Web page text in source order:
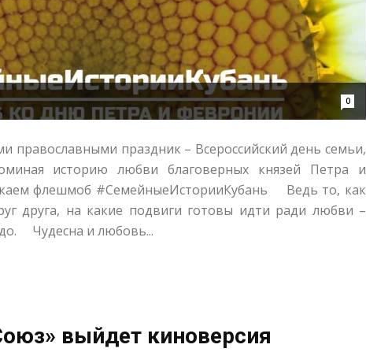
0
православными праздник – Всероссийский день семьи,
историю любви благоверных князей Петра и
флешмоб #СемейныеИсторииКубань ⠀ Ведь то, как
друга, на какие подвиги готовы идти ради любви –
⠀ Чудесна и любовь...
выйдет киноверсия